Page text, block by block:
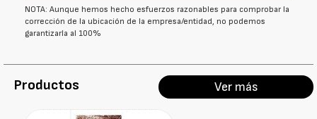
NOTA: Aunque hemos hecho esfuerzos razonables para comprobar la
corrección de la ubicación de la empresa/entidad, no podemos
garantizarla al 100%
Productos Ver más